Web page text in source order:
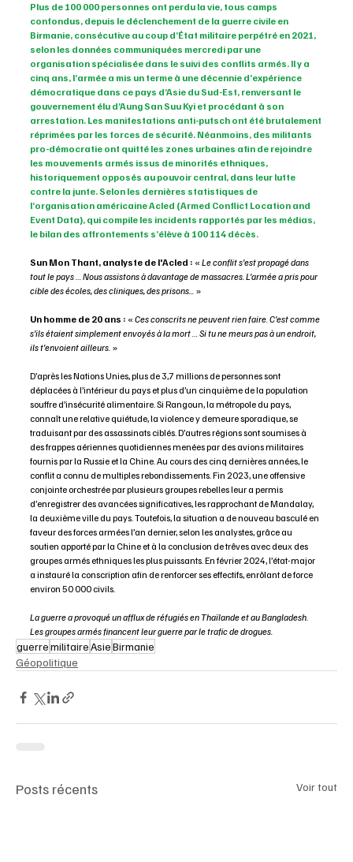
Plus de 100 000 personnes ont perdu la vie, tous camps
confondus, depuis le déclenchement de la guerre civile en
Birmanie, consécutive au coup d’État militaire perpétré en 2021,
selon les données communiquées mercredi par une
organisation spécialisée dans le suivi des conflits armés. Il y a
cinq ans, l’armée a mis un terme à une décennie d’expérience
démocratique dans ce pays d’Asie du Sud-Est, renversant le
gouvernement élu d’Aung San Suu Kyi et procédant à son
arrestation. Les manifestations anti-putsch ont été brutalement
réprimées par les forces de sécurité. Néanmoins, des militants
pro-démocratie ont quitté les zones urbaines afin de rejoindre
les mouvements armés issus de minorités ethniques,
historiquement opposés au pouvoir central, dans leur lutte
contre la junte. Selon les dernières statistiques de
l’organisation américaine Acled (Armed Conflict Location and
Event Data), qui compile les incidents rapportés par les médias,
le bilan des affrontements s’élève à 100 114 décès.
Sun Mon Thant, analyste de l'Acled : « Le conflit s'est propagé dans
tout le pays … Nous assistons à davantage de massacres. L'armée a pris pour
cible des écoles, des cliniques, des prisons... »
Un homme de 20 ans : « Ces conscrits ne peuvent rien faire. C'est comme
s'ils étaient simplement envoyés à la mort … Si tu ne meurs pas à un endroit,
ils t'envoient ailleurs. »
D’après les Nations Unies, plus de 3,7 millions de personnes sont
déplacées à l’intérieur du pays et plus d’un cinquième de la population
souffre d’insécurité alimentaire. Si Rangoun, la métropole du pays,
connaît une relative quiétude, la violence y demeure sporadique, se
traduisant par des assassinats ciblés. D’autres régions sont soumises à
des frappes aériennes quotidiennes menées par des avions militaires
fournis par la Russie et la Chine. Au cours des cinq dernières années, le
conflit a connu de multiples rebondissements. Fin 2023, une offensive
conjointe orchestrée par plusieurs groupes rebelles leur a permis
d’enregistrer des avancées significatives, les rapprochant de Mandalay,
la deuxième ville du pays. Toutefois, la situation a de nouveau basculé en
faveur des forces armées l’an dernier, selon les analystes, grâce au
soutien apporté par la Chine et à la conclusion de trêves avec deux des
groupes armés ethniques les plus puissants. En février 2024, l’état-major
a instauré la conscription afin de renforcer ses effectifs, enrôlant de force
environ 50 000 civils.
La guerre a provoqué un afflux de réfugiés en Thaïlande et au Bangladesh.
Les groupes armés financent leur guerre par le trafic de drogues.
guerremilitaireAsieBirmanie
Géopolitique
Posts récents Voir tout